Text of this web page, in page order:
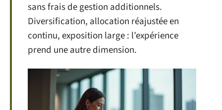
sans frais de gestion additionnels.
Diversification, allocation réajustée en
continu, exposition large : l’expérience
prend une autre dimension.